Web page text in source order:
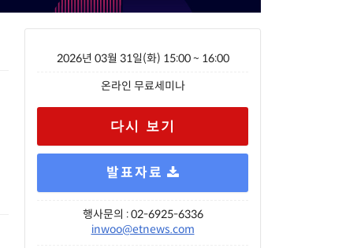
2026년 03월 31일(화) 15:00 ~ 16:00
온라인 무료세미나
다시 보기
발표자료
행사문의 : 02-6925-6336
inwoo@etnews.com